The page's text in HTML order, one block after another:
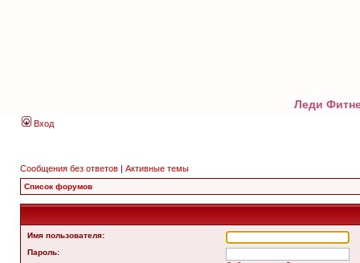
Леди
Вход
Сообщения без ответов | Активные темы
Список форумов
Имя пользователя:
Пароль: